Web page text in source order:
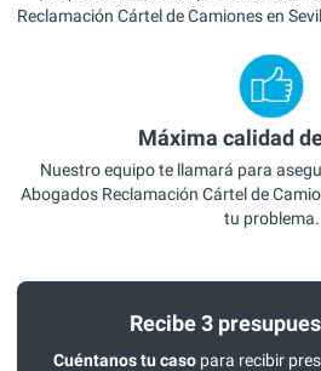
Reclamación Cártel de Camiones en
Máxima calidad
Nuestro equipo te llamará para
Abogados Reclamación Cártel de
tu problema.
Recibe 3
Cuéntanos tu casopara recibir